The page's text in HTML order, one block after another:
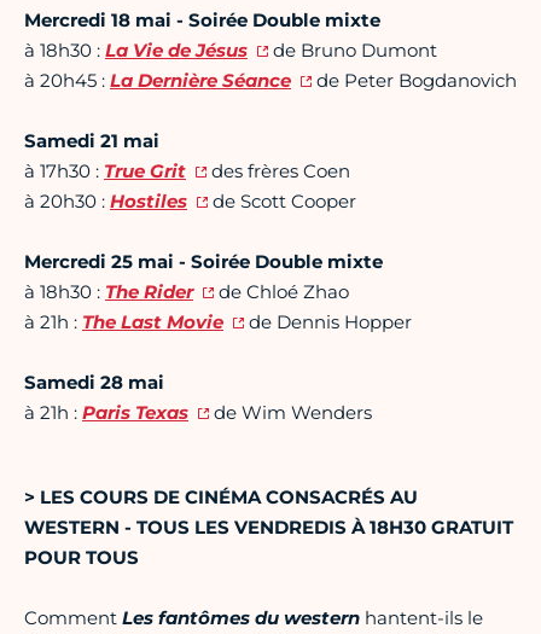
Mercredi 18 mai - Soirée Double mixte
à 18h30 : La Vie de Jésus
de Bruno Dumont
à 20h45 : La Dernière Séance de Peter Bogdanovich
Samedi 21 mai
à 17h30 : True Grit
des frères Coen
à 20h30 : Hostiles de Scott Cooper
Mercredi 25 mai - Soirée Double mixte
à 18h30 : The Rider
de Chloé Zhao
à 21h : The Last Movie de Dennis Hopper
Samedi 28 mai
à 21h : Paris Texas de Wim Wenders
> LES COURS DE CINÉMA CONSACRÉS AU
WESTERN - TOUS LES VENDREDIS À 18H30 GRATUIT
POUR TOUS
Comment Les fantômes du western hantent-ils le